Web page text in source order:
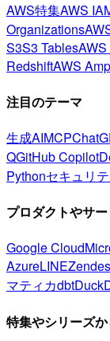
AWS特集AWS
Organizations
S3S3 Tables
RedshiftAWS
注目のテーマ
生成AIMCP
QGitHub Copilot
Pythonセキュリ
プロダクトやサ
Google Cloud
AzureLINE
マティカdbt
特集やシリーズ